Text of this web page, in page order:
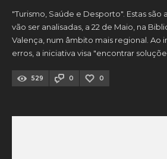
"Turismo, Saúde e Desporto". Estas são
vão ser analisadas, a 22 de Maio, na
Valença, num âmbito mais regional. Ao
erros, a iniciativa visa "encontrar
529 0 0